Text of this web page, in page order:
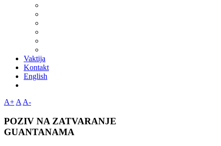
Vaktija
Kontakt
English
A+ A A-
POZIV NA ZATVARANJE
GUANTANAMA